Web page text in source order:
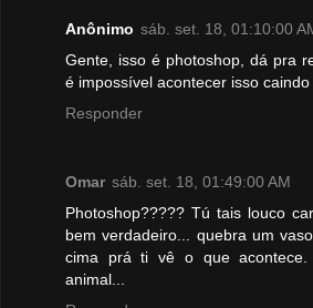
Anônimo sáb. set. 18, 01:10:00
Gente, isso é photoshop, dá pra
é impossível acontecer isso
Responder
Omar sáb. set. 18, 01:49:00 AM
Photoshop????? Tú tais louco
bem verdadeiro... quebra um
cima prá ti vê o que
animal...